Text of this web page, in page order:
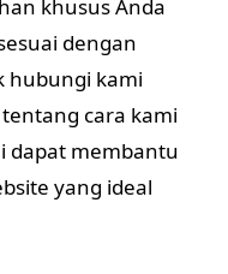
khusus Anda
dengan
hubungi kami
cara kami
dapat membantu
yang ideal